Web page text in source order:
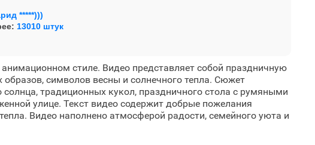
*****)))
13010 штук
стиле. Видео представляет собой праздничную
образов, символов весны и солнечного тепла. Сюжет
традиционных кукол, праздничного стола с румяными
улице. Текст видео содержит добрые пожелания
Видео наполнено атмосферой радости, семейного уюта и